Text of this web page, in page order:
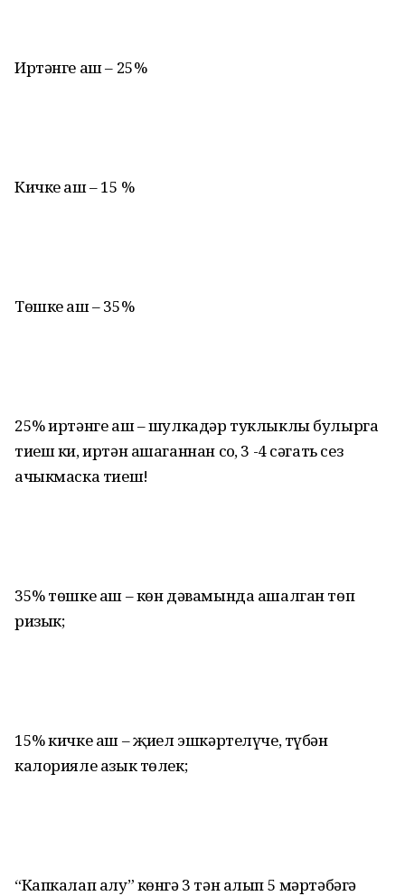
Иртәнге аш – 25%
Кичке аш – 15 %
Төшке аш – 35%
25% иртәнге аш – шулкадәр туклыклы булырга
тиеш ки, иртән ашаганнан соң, 3 -4 сәгать сез
ачыкмаска тиеш!
35% төшке аш – көн дәвамында ашалган төп
ризык;
15% кичке аш – җиңел эшкәртелүче, түбән
калорияле азык төлек;
“Капкалап алу” көнгә 3 тән алып 5 мәртәбәгә